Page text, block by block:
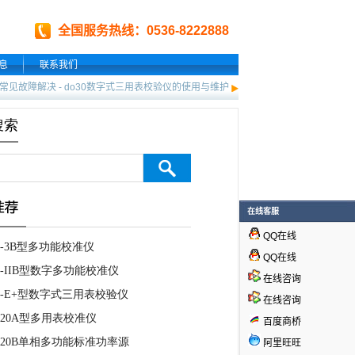
全国服务热线：0536-8222888
联系我们
常见故障解决 - do30数字式三用表校验仪的使用与维护
在线客服
QQ在线
QQ在线
在线咨询
在线咨询
百度商桥
阿里旺旺